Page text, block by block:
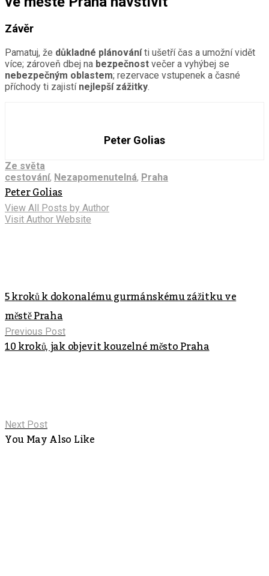
Závěr
Pamatuj, že důkladné plánováníti ušetří čas a umožní vidět
více; zároveň dbej na bezpečnost večer a vyhýbej se
nebezpečným oblastem; rezervace vstupenek a časné
příchody ti zajistí nejlepší zážitky.
Peter Golias
Ze světa
cestování, Nezapomenutelná, Praha
Peter Golias
View All Posts by Author
Visit Author Website
5 kroků k dokonalému gurmánskému zážitku ve
městě Praha
Previous Post
10 kroků, jak objevit kouzelné město Praha
Next Post
You May Also Like